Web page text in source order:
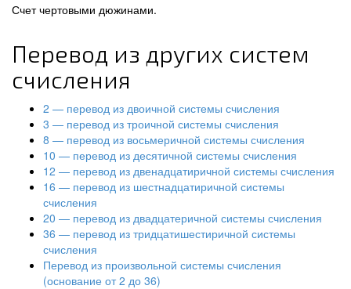
Счет чертовыми дюжинами.
Перевод из других систем
счисления
2 — перевод из двоичной системы счисления
3 — перевод из троичной системы счисления
8 — перевод из восьмеричной системы счисления
10 — перевод из десятичной системы счисления
12 — перевод из двенадцатиричной системы счисления
16 — перевод из шестнадцатиричной системы
счисления
20 — перевод из двадцатеричной системы счисления
36 — перевод из тридцатишестиричной системы
счисления
Перевод из произвольной системы счисления
(основание от 2 до 36)